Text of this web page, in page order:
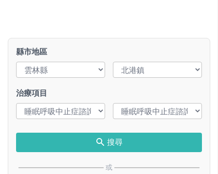
縣市地區
治療項目
搜尋
或